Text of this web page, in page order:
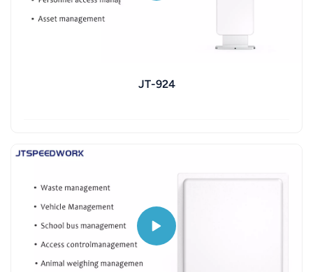
JT-924